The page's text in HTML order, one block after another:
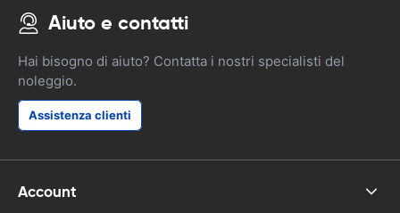
Aiuto e contatti
Hai bisogno di aiuto? Contatta i nostri specialisti del
noleggio.
Assistenza clienti
Account